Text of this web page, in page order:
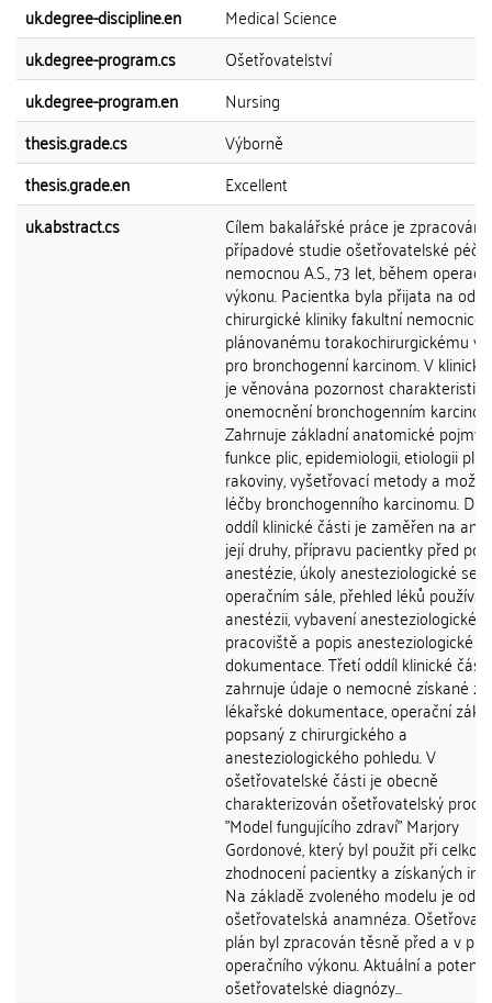
uk.degree-discipline.en
Medical Science
uk.degree-program.cs
Ošetřovatelství
uk.degree-program.en
Nursing
thesis.grade.cs
Výborně
thesis.grade.en
Excellent
uk.abstract.cs
Cílem bakalářské práce je zpracování
případové studie ošetřovatelské
nemocnou A.S., 73 let, během
výkonu. Pacientka byla přijata na
chirurgické kliniky fakultní nemocnice
plánovanému torakochirurgickému
pro bronchogenní karcinom. V
je věnována pozornost charakteristice
onemocnění bronchogenním
Zahrnuje základní anatomické pojmy
funkce plic, epidemiologii, etiologii
rakoviny, vyšetřovací metody a
léčby bronchogenního karcinomu.
oddíl klinické části je zaměřen na
její druhy, přípravu pacientky před
anestézie, úkoly anesteziologické
operačním sále, přehled léků
anestézii, vybavení
pracoviště a popis anesteziologické
dokumentace. Třetí oddíl klinické části
zahrnuje údaje o nemocné získané z
lékařské dokumentace, operační
popsaný z chirurgického a
anesteziologického pohledu. V
ošetřovatelské části je obecně
charakterizován ošetřovatelský
"Model fungujícího zdraví" Marjory
Gordonové, který byl použit při
zhodnocení pacientky a získaných
Na základě zvoleného modelu je
ošetřovatelská anamnéza.
plán byl zpracován těsně před a v
operačního výkonu. Aktuální a
ošetřovatelské diagnózy...